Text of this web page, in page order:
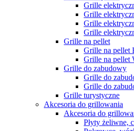
Grille
Grille
Grille
Grille
Grille na pellet
Grille na pellet
Grille na pellet
Grille do zabudowy
Grille do
Grille do
Grille turystyczne
Akcesoria do grillowania
Akcesoria do
Płyty żeliwne,